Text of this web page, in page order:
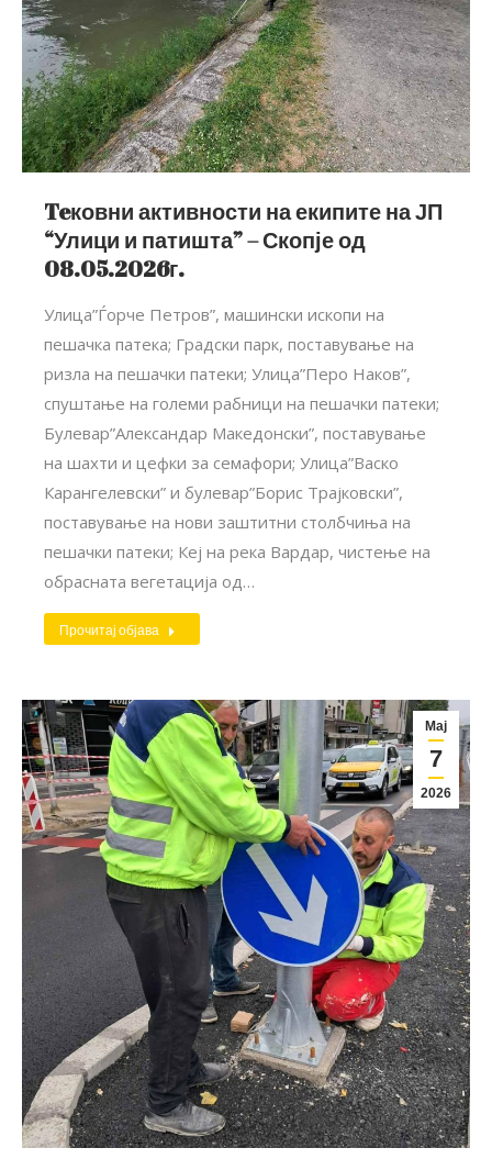
Teковни активности на екипите на ЈП
“Улици и патишта” – Скопје од
08.05.2026г.
Улица”Ѓорче Петров”, машински ископи на
пешачка патека; Градски парк, поставување на
ризла на пешачки патеки; Улица”Перо Наков”,
спуштање на големи рабници на пешачки патеки;
Булевар”Александар Македонски”, поставување
на шахти и цефки за семафори; Улица”Васко
Карангелевски” и булевар”Борис Трајковски”,
поставување на нови заштитни столбчиња на
пешачки патеки; Кеј на река Вардар, чистење на
обрасната вегетација од…
Прочитај објава
Мај
7
2026